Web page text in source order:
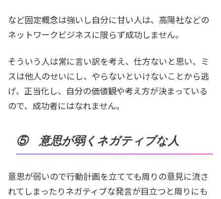
など固定概念は強いし自分に甘い人は、高陽社などの
ネットワークビジネスに限らず成功しません。
そういう人は常に言い訳を考え、仕方ないと思い、ミ
スは他人のせいにし、やらないといけないことから逃
げ、正当化し、自分の価値観や考え方が決まっている
ので、成功者にはなれません。
⑤ 意思が弱くネガティブな人
意思が弱いので行動計画を立てても周りの意見に流さ
れてしまったりネガティブな発言が目立つと周りにも